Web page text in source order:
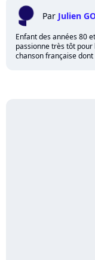
Par Julien
Enfant des années 80
passionne très tôt
chanson française